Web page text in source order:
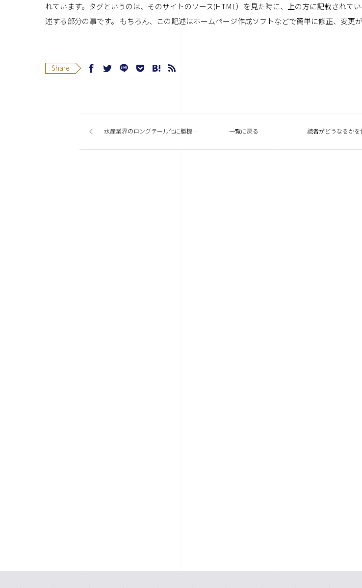
れています。タグというのは、そのサイトのソース(HTML）を見た時に、上の方に記載されて
述する部分の事です。 もちろん、この記述はホームページ作成ソフトなどで簡単に修正、変更が
Share
水産業界のロングテール化に勝機を見た！ 一覧に戻る 読者がどうなるかを